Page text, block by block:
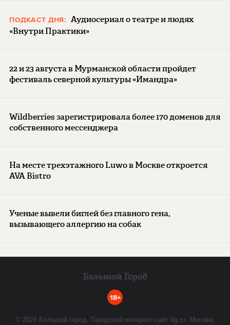
ПОДКАСТ ДНЯ: Аудиосериал о театре и людях
«Внутри Практики»
22 и 23 августа в Мурманской области пройдет
фестиваль северной культуры «Имандра»
Wildberries зарегистрировала более 170 доменов для
собственного мессенджера
На месте трехэтажного Luwo в Москве откроется
AVA Bistro
Ученые вывели биглей без главного гена,
вызывающего аллергию на собак
18+
© 2026 Большой город. Городской интернет-сайт bg.ru. Москва,